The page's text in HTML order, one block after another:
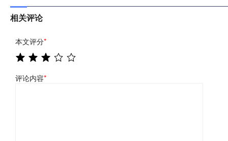
相关评论
本文评分*
评论内容*